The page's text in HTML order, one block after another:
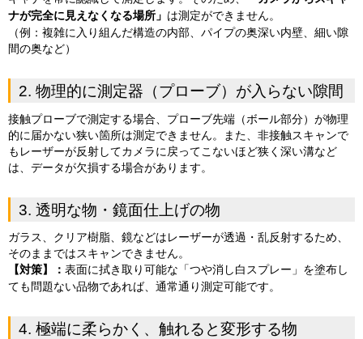
ナが完全に見えなくなる場所」 は測定ができません。
（例：複雑に入り組んだ構造の内部、パイプの奥深い内壁、細い隙
間の奥など）
2. 物理的に測定器（プローブ）が入らない隙間
接触プローブで測定する場合、プローブ先端（ボール部分）が物理
的に届かない狭い箇所は測定できません。また、非接触スキャンで
もレーザーが反射してカメラに戻ってこないほど狭く深い溝など
は、データが欠損する場合があります。
3. 透明な物・鏡面仕上げの物
ガラス、クリア樹脂、鏡などはレーザーが透過・乱反射するため、
そのままではスキャンできません。
【対策】： 表面に拭き取り可能な「つや消し白スプレー」を塗布し
ても問題ない品物であれば、通常通り測定可能です。
4. 極端に柔らかく、触れると変形する物